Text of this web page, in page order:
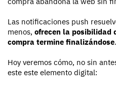
Las notificaciones push
menos, ofrecen la posibilidad
compra termine finalizándose.
Hoy veremos cómo, no sin
este este elemento digital: